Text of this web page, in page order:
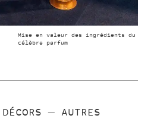
Mise en valeur des ingrédients du
célèbre parfum
DÉCORS— AUTRES